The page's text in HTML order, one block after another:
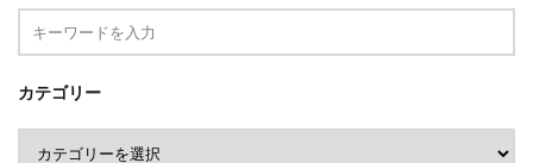
カテゴリー